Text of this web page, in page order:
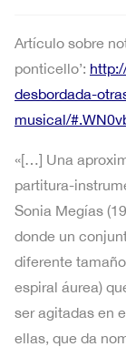
Artículo sobre
ponticello’:
desbordada-
musical/
«[…] Una
partitura-
Sonia Megías
donde un
diferente
espiral áurea)
ser agitadas en
ellas, que da